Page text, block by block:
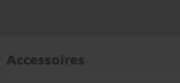
Accessoires